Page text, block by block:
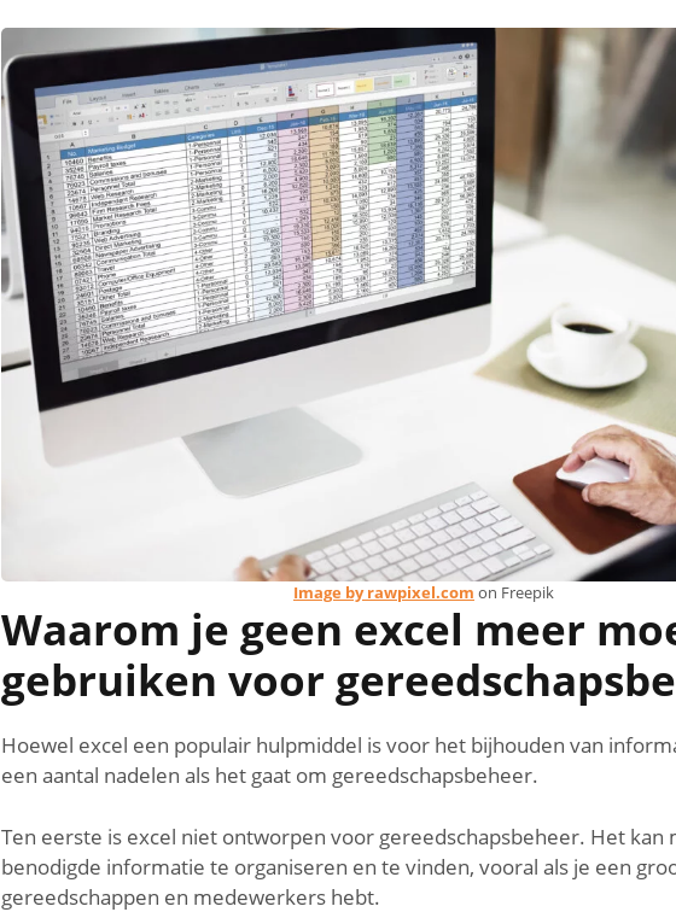
Image by rawpixel.com on Freepik
Waarom je geen excel meer
gebruiken voor
Hoewel excel een populair hulpmiddel is voor het bijhouden van
een aantal nadelen als het gaat om gereedschapsbeheer.
Ten eerste is excel niet ontworpen voor gereedschapsbeheer. Het kan
benodigde informatie te organiseren en te vinden, vooral als je een
gereedschappen en medewerkers hebt.